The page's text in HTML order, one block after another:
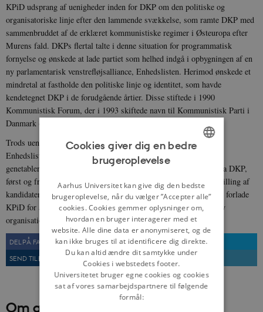
KPiD udsprang af uenigheder inden for DKP om den politiske og
organisatoriske linje efter den lammende svækkelse, som ramte DKP med
sammenbruddet af de erklæret kommunistiske regimer i Østeuropa efter
Murens fald. DKPs flertal talte i denne situation for programmatisk
fornyelse og ønskede at lade partiet som helhed indgå i opbygningen af en
ny parlamentarisk venstrefløjsalliance, Enhedslisten. Herimod ønskede et
mindretal at fastholde den politiske linje og identitet, som havde
kendetegnet DKP i de forudgående årtier. Disse stiftede i 1990
Kommunistisk Forum, der i 1993 skiftede navn til Kommunistisk Parti i
Danmark (KPiD).
Trods uenighederne har KPiD løbende anbefalet at stemme på
Enhedslisten til Folketingsvalg, men har samtidig stræbt efter at
genetablere en decideret kommunistisk strømning i traditionen fra DKP,
først og fremmest ved indsatser i visse fagforeninger og ved opstilling af
kandidater til byrådsvalg. En gruppe medlemmer valgte i 2005 at forlade
KPiD for at indlede den samlingsproces, der i 2006 førte til en ny
organisation ved navn Kommunistisk Parti.
DEL PÅ FACEBOOK
DEL PÅ TWITTER
SEND TIL EN VEN
UDSKRIV
Om artiklen
DANISH
Cookies giver dig en bedre
brugeroplevelse
Aarhus Universitet kan give dig den bedste
brugeroplevelse, når du vælger ”Accepter alle”
cookies. Cookies gemmer oplysninger om,
hvordan en bruger interagerer med et
website. Alle dine data er anonymiseret, og de
kan ikke bruges til at identificere dig direkte.
Du kan altid ændre dit samtykke under
Cookies i webstedets footer.
Universitetet bruger egne cookies og cookies
sat af vores samarbejdspartnere til følgende
formål: